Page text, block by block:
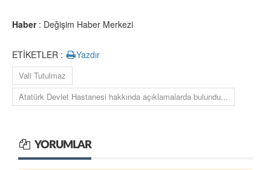
Haber: Değişim Haber Merkezi
ETİKETLER : Yazdır
Vali Tutulmaz
Atatürk Devlet Hastanesi hakkında açıklamalarda bulundu...
YORUMLAR